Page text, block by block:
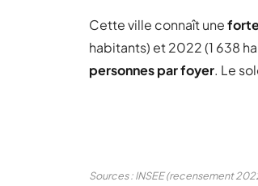
Cette ville connaît une
habitants) et 2022 (1 638
personnes par foyer. Le
Sources : INSEE (recensement